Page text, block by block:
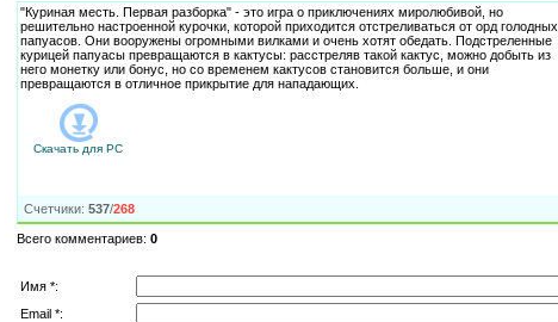
"Куриная месть. Первая разборка" - это игра о приключениях миролюбивой, но
решительно настроенной курочки, которой приходится отстреливаться от орд голодных
папуасов. Они вооружены огромными вилками и очень хотят обедать. Подстреленные
курицей папуасы превращаются в кактусы: расстреляв такой кактус, можно добыть из
него монетку или бонус, но со временем кактусов становится больше, и они
превращаются в отличное прикрытие для нападающих.
Скачать для PC
Счетчики: 537/268
Всего комментариев: 0
Имя *:
Email *: